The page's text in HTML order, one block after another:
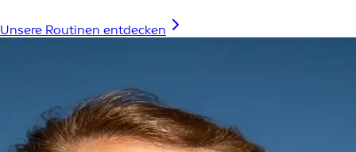
Unsere Routinen entdecken